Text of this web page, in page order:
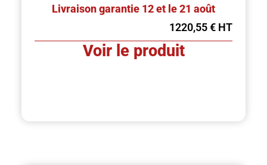
Livraison garantie 12 et le 21 août
1220,55€
Voir le produit